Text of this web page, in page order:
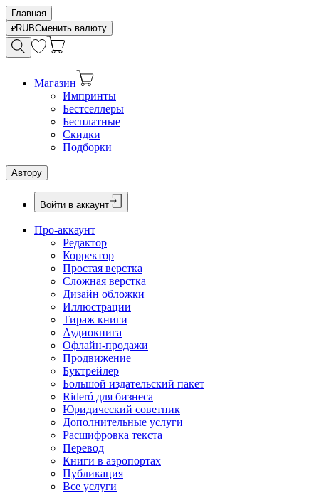
Главная
RUBСменить валюту
Магазин
Импринты
Бестселлеры
Бесплатные
Скидки
Подборки
Автору
Войти в аккаунт
Про-аккаунт
Редактор
Корректор
Простая верстка
Сложная верстка
Дизайн обложки
Иллюстрации
Тираж книги
Аудиокнига
Офлайн-продажи
Продвижение
Буктрейлер
Большой издательский пакет
Rideró для бизнеса
Юридический советник
Дополнительные услуги
Расшифровка текста
Перевод
Книги в аэропортах
Публикация
Все услуги